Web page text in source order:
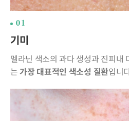
01
기미
멜라닌 색소의 과다 생성과 진피내
는가장 대표적인 색소성 질환입니